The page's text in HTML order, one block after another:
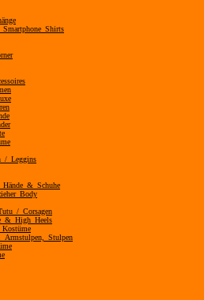
_Leggins
_Corsagen